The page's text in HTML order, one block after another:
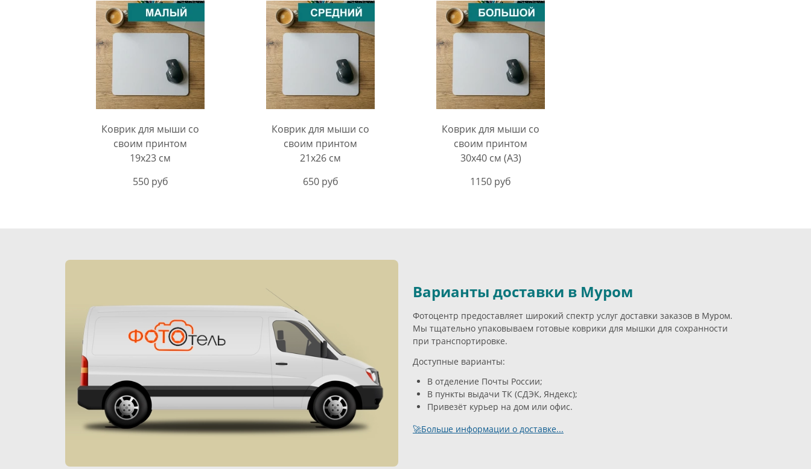
Коврик для мыши со
своим принтом
19х23 см
550 руб
Коврик для мыши со
своим принтом
21х26 см
650 руб
Коврик для мыши со
своим принтом
30х40 см (А3)
1150 руб
Варианты доставки в Муром
Фотоцентр предоставляет широкий спектр услуг доставки заказов в Муром.
Мы тщательно упаковываем готовые коврики для мышки для сохранности
при транспортировке.
Доступные варианты:
В отделение Почты России;
В пункты выдачи ТК (СДЭК, Яндекс);
Привезёт курьер на дом или офис.
🚀Больше информации о доставке...